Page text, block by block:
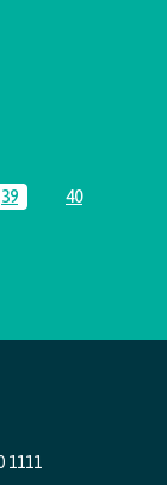
Usar ABA
Página
39 Página
40
1111